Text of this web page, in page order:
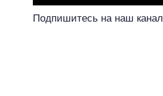
Подпишитесь на наш канал